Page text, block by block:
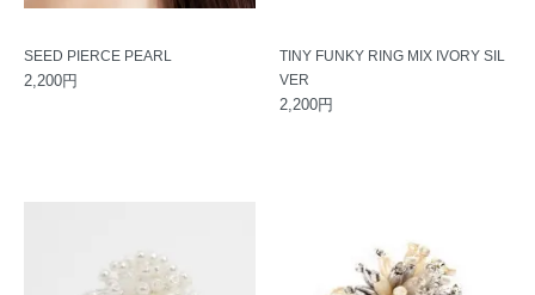
SEED PIERCE PEARL
2,200円
TINY FUNKY RING MIX IVORY SIL
VER
2,200円